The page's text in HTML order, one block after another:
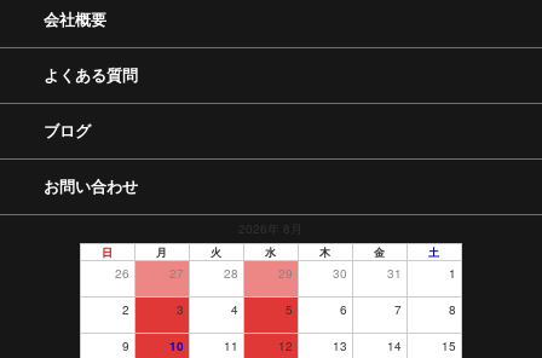
会社概要
よくある質問
ブログ
お問い合わせ
2026年 8月
日 月 火 水 木 金 土
26 27 28 29 30 31 1
2 3 4 5 6 7 8
9 10 11 12 13 14 15